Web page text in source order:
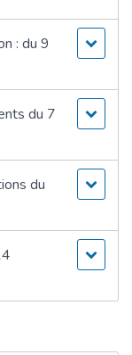
: du 9
du 7
du